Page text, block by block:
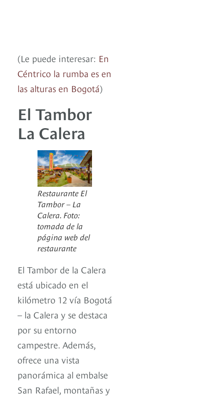
(Le puede interesar: En
Céntrico la rumba es en
las alturas en Bogotá)
El Tambor
La Calera
Restaurante El
Tambor – La
Calera. Foto:
tomada de la
página web del
restaurante
El Tambor de la Calera
está ubicado en el
kilómetro 12 vía Bogotá
– la Calera y se destaca
por su entorno
campestre. Además,
ofrece una vista
panorámica al embalse
San Rafael, montañas y